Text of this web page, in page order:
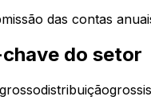
das contas
do setor
distribuição